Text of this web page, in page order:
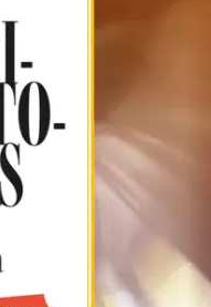
-ohjelman
lyhyitä, koomisia tekstejä,
jatkumoon.
Jeesus, tenniksen
jätteenlajittelu ja
kanssa viereiseen
mutta paljastaa
Jos luet vuodessa vain
ihan helvetisti kirjoja, lue